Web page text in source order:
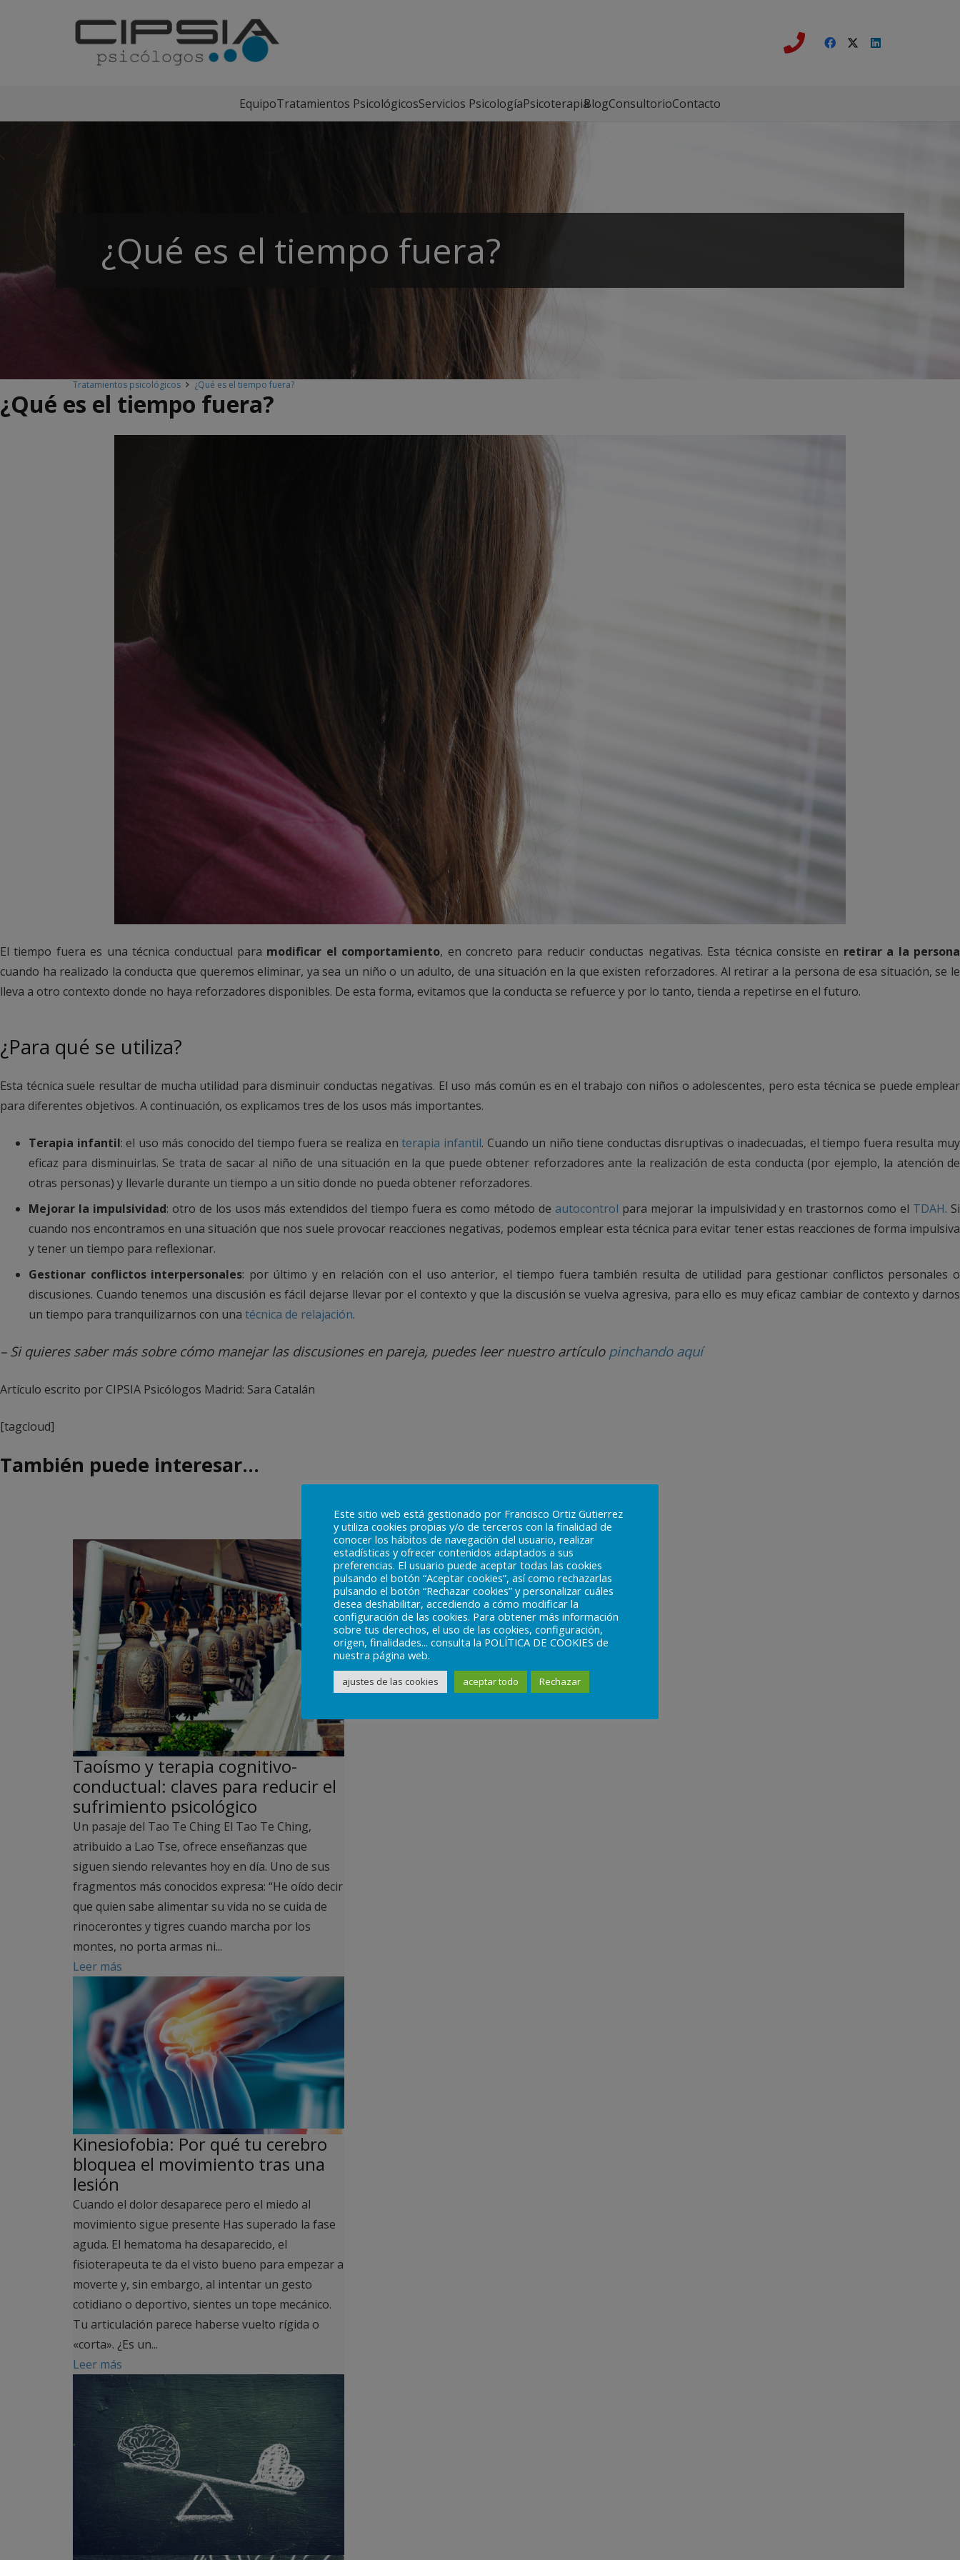
EquipoTratamientos PsicológicosServicios PsicologíaPsicoterapiaBlogConsultorioContacto
¿Qué es el tiempo fuera?
Tratamientos psicológicos ¿Qué es el tiempo fuera?
¿Qué es el tiempo fuera?
El tiempo fuera es una técnica conductual para modificar el comportamiento, en concreto para reducir conductas negativas. Esta técnica consiste en retirar a la persona
cuando ha realizado la conducta que queremos eliminar, ya sea un niño o un adulto, de una situación en la que existen reforzadores. Al retirar a la persona de esa situación, se le
lleva a otro contexto donde no haya reforzadores disponibles. De esta forma, evitamos que la conducta se refuerce y por lo tanto, tienda a repetirse en el futuro.
¿Para qué se utiliza?
Esta técnica suele resultar de mucha utilidad para disminuir conductas negativas. El uso más común es en el trabajo con niños o adolescentes, pero esta técnica se puede emplear
para diferentes objetivos. A continuación, os explicamos tres de los usos más importantes.
Terapia infantil: el uso más conocido del tiempo fuera se realiza enterapia infantil. Cuando un niño tiene conductas disruptivas o inadecuadas, el tiempo fuera resulta muy
eficaz para disminuirlas. Se trata de sacar al niño de una situación en la que puede obtener reforzadores ante la realización de esta conducta (por ejemplo, la atención de
otras personas) y llevarle durante un tiempo a un sitio donde no pueda obtener reforzadores.
Mejorar la impulsividad: otro de los usos más extendidos del tiempo fuera es como método de autocontrol para mejorar la impulsividad y en trastornos como el TDAH. Si
cuando nos encontramos en una situación que nos suele provocar reacciones negativas, podemos emplear esta técnica para evitar tener estas reacciones de forma impulsiva
y tener un tiempo para reflexionar.
Gestionar conflictos interpersonales: por último y en relación con el uso anterior, el tiempo fuera también resulta de utilidad para gestionar conflictos personales o
discusiones. Cuando tenemos una discusión es fácil dejarse llevar por el contexto y que la discusión se vuelva agresiva, para ello es muy eficaz cambiar de contexto y darnos
un tiempo para tranquilizarnos con una técnica de relajación.
– Si quieres saber más sobre cómo manejar las discusiones en pareja, puedes leer nuestro artículo pinchando aquí
Artículo escrito por CIPSIA Psicólogos Madrid: Sara Catalán
[tagcloud]
También puede interesar…
Taoísmo y terapia cognitivo-
conductual: claves para reducir el
sufrimiento psicológico
Un pasaje del Tao Te Ching El Tao Te Ching,
atribuido a Lao Tse, ofrece enseñanzas que
siguen siendo relevantes hoy en día. Uno de sus
fragmentos más conocidos expresa: “He oído decir
que quien sabe alimentar su vida no se cuida de
rinocerontes y tigres cuando marcha por los
montes, no porta armas ni...
Leer más
Kinesiofobia: Por qué tu cerebro
bloquea el movimiento tras una
lesión
Cuando el dolor desaparece pero el miedo al
movimiento sigue presente Has superado la fase
aguda. El hematoma ha desaparecido, el
fisioterapeuta te da el visto bueno para empezar a
moverte y, sin embargo, al intentar un gesto
cotidiano o deportivo, sientes un tope mecánico.
Tu articulación parece haberse vuelto rígida o
«corta». ¿Es un...
Leer más
Este sitio web está gestionado por Francisco Ortiz Gutierrez
y utiliza cookies propias y/o de terceros con la finalidad de
conocer los hábitos de navegación del usuario, realizar
estadísticas y ofrecer contenidos adaptados a sus
preferencias. El usuario puede aceptar todas las cookies
pulsando el botón “Aceptar cookies”, así como rechazarlas
pulsando el botón “Rechazar cookies” y personalizar cuáles
desea deshabilitar, accediendo a cómo modificar la
configuración de las cookies. Para obtener más información
sobre tus derechos, el uso de las cookies, configuración,
origen, finalidades... consulta la POLÍTICA DE COOKIES de
nuestra página web.
ajustes de las cookies aceptar todo Rechazar